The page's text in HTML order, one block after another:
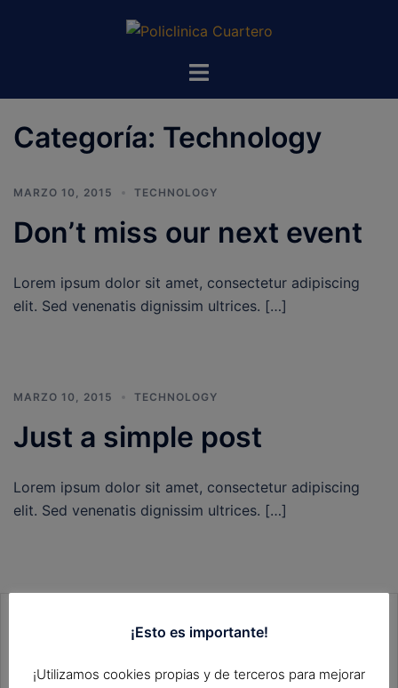
Categoría: Technology
MARZO 10, 2015 TECHNOLOGY
Don’t miss our next event
Lorem ipsum dolor sit amet, consectetur adipiscing
elit. Sed venenatis dignissim ultrices. […]
MARZO 10, 2015 TECHNOLOGY
Just a simple post
Lorem ipsum dolor sit amet, consectetur adipiscing
elit. Sed venenatis dignissim ultrices. […]
¡Esto es importante!
¡Utilizamos cookies propias y de terceros para mejorar